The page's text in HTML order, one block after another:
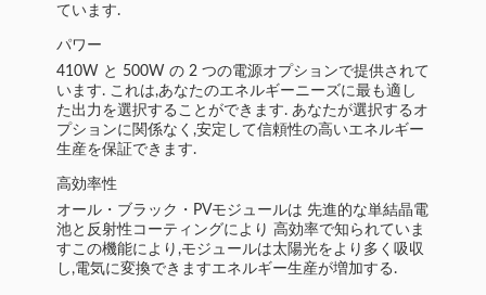
ています.
パワー
410W と 500W の 2 つの電源オプションで提供されて
います. これは,あなたのエネルギーニーズに最も適し
た出力を選択することができます. あなたが選択するオ
プションに関係なく,安定して信頼性の高いエネルギー
生産を保証できます.
高効率性
オール・ブラック・PVモジュールは 先進的な単結晶電
池と反射性コーティングにより 高効率で知られていま
すこの機能により,モジュールは太陽光をより多く吸収
し,電気に変換できますエネルギー生産が増加する.